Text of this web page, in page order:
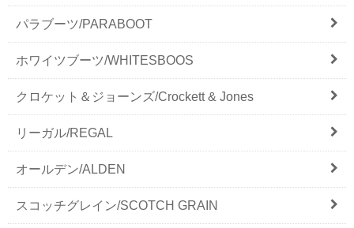
パラブーツ/PARABOOT
ホワイツブーツ/WHITESBOOS
クロケット＆ジョーンズ/Crockett & Jones
リーガル/REGAL
オールデン/ALDEN
スコッチグレイン/SCOTCH GRAIN